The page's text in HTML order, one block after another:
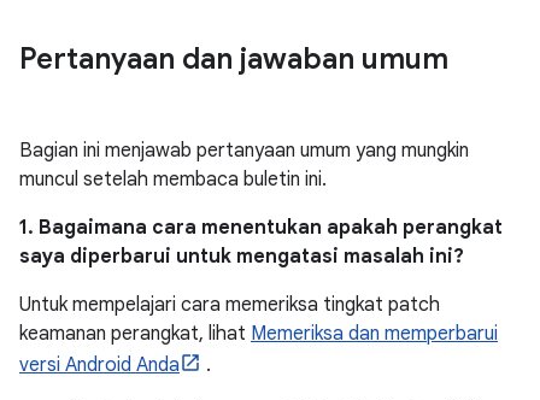
Pertanyaan dan jawaban umum
Bagian ini menjawab pertanyaan umum yang mungkin
muncul setelah membaca buletin ini.
1. Bagaimana cara menentukan apakah perangkat
saya diperbarui untuk mengatasi masalah ini?
Untuk mempelajari cara memeriksa tingkat patch
keamanan perangkat, lihat Memeriksa dan memperbarui
versi Android Anda
.